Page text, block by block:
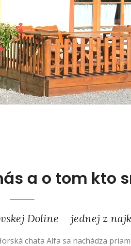
a o tom kto
Doline – jednej z
chata Alfa sa nachádza